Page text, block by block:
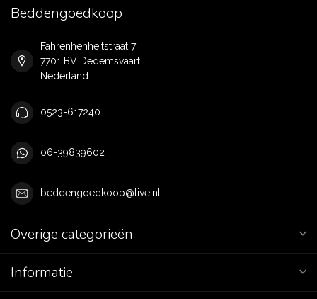
Beddengoedkoop
Fahrenhenheitstraat 7
7701 BV Dedemsvaart
Nederland
0523-617240
06-39839602
beddengoedkoop@live.nl
Overige categorieën
Informatie